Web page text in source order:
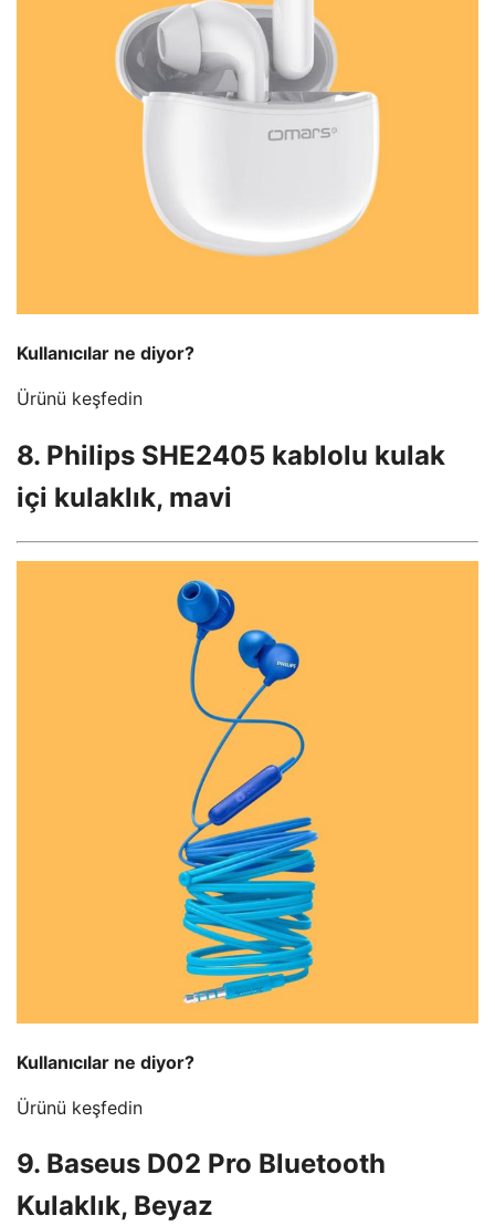
Kullanıcılar ne diyor?
Ürünü keşfedin
8. Philips SHE2405 kablolu kulak
içi kulaklık, mavi
Kullanıcılar ne diyor?
Ürünü keşfedin
9. Baseus D02 Pro Bluetooth
Kulaklık, Beyaz